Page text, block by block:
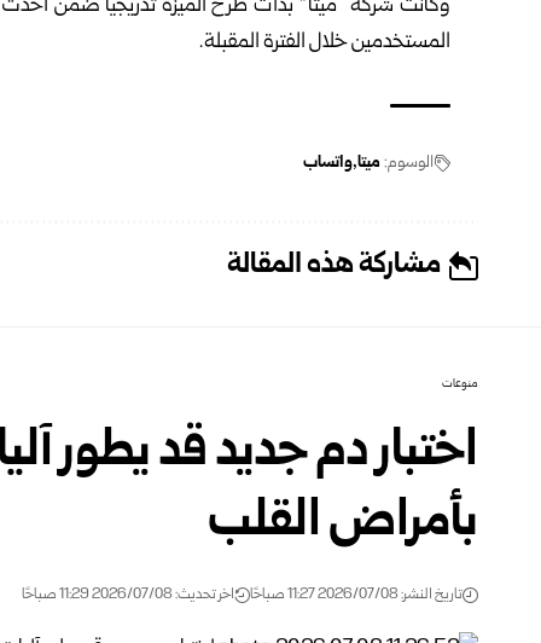
وكانت شركة “ميتا” بدأت طرح الميزة تدريجياً ضمن أحدث
المستخدمين خلال الفترة المقبلة.
الوسوم: ميتا واتساب
مشاركة هذه المقالة
منوعات
اختبار دم جديد قد يطور
بأمراض القلب
تاريخ النشر: 2026/07/08 11:27 صباحًا اخر تحديث: 2026/07/08 11:29 صباحًا